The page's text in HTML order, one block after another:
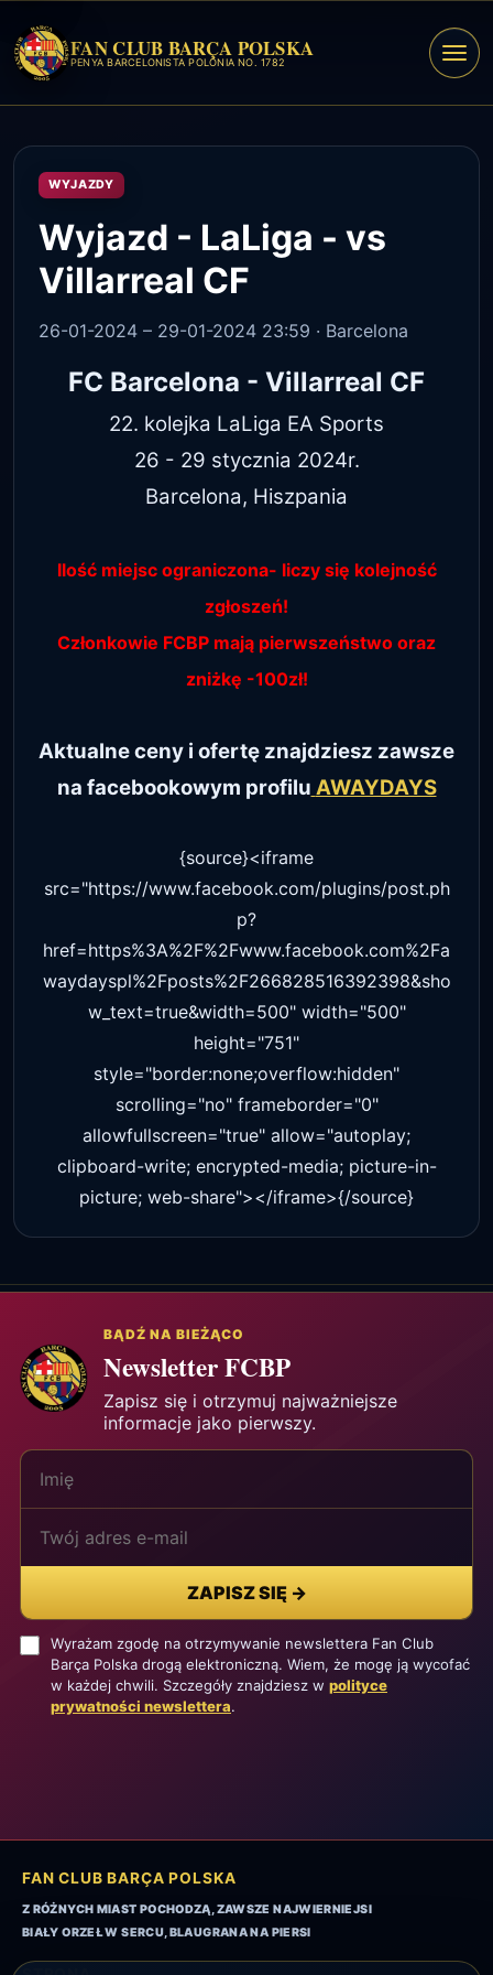
treści
treściFAN CLUB BARÇA POLSKA
PENYA BARCELONISTA POLÒNIA NO. 1782
WYJAZDY
Wyjazd - LaLiga - vs
Villarreal CF
26-01-2024 – 29-01-2024 23:59 · Barcelona
FC Barcelona - Villarreal CF
22. kolejka LaLiga EA Sports
26 - 29 stycznia 2024r.
Barcelona, Hiszpania
Ilość miejsc ograniczona- liczy się kolejność
zgłoszeń!
Członkowie FCBP mają pierwszeństwo oraz
zniżkę -100zł!
Aktualne ceny i ofertę znajdziesz zawsze
na facebookowym profilu AWAYDAYS
{source}<iframe
src="https://www.facebook.com/plugins/post.ph
p?
href=https%3A%2F%2Fwww.facebook.com%2Fa
waydayspl%2Fposts%2F266828516392398&sho
w_text=true&width=500" width="500"
height="751"
style="border:none;overflow:hidden"
scrolling="no" frameborder="0"
allowfullscreen="true" allow="autoplay;
clipboard-write; encrypted-media; picture-in-
picture; web-share"></iframe>{/source}
BĄDŹ NA BIEŻĄCO
Newsletter FCBP
Zapisz się i otrzymuj najważniejsze
informacje jako pierwszy.
ZAPISZ SIĘ →
Wyrażam zgodę na otrzymywanie newslettera Fan Club
Barça Polska drogą elektroniczną. Wiem, że mogę ją wycofać
w każdej chwili. Szczegóły znajdziesz w polityce
prywatności newslettera.
FAN CLUB BARÇA POLSKA
Z RÓŻNYCH MIAST POCHODZĄ, ZAWSZE NAJWIERNIEJSI
BIAŁY ORZEŁ W SERCU, BLAUGRANA NA PIERSI